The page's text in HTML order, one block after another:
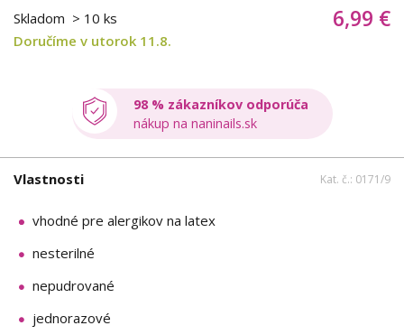
Skladom > 10 ks
Doručíme v utorok 11.8.
6,99 €
98 % zákazníkov odporúča
nákup na naninails.sk
Vlastnosti Kat. č.: 0171/9
vhodné pre alergikov na latex
nesterilné
nepudrované
jednorazové